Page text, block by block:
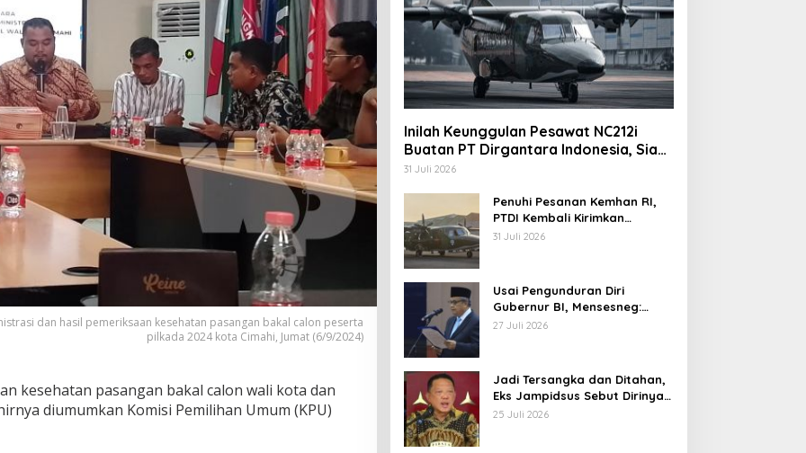
dan hasil pemeriksaan kesehatan pasangan bakal calon peserta
pilkada 2024 kota Cimahi, Jumat (6/9/2024)
kesehatan pasangan bakal calon wali kota dan
diumumkan Komisi Pemilihan Umum (KPU)
Inilah Keunggulan Pesawat NC212i
Buatan PT Dirgantara Indonesia, Siap
Dukung Berbagai Operasi TNI
31 Juli 2026
Penuhi Pesanan Kemhan RI,
PTDI Kembali Kirimkan
Pesawat NC212i ke Pangkalan
31 Juli 2026
Usai Pengunduran Diri
Gubernur BI, Mensesneg:
Segera Terbit Keppres
27 Juli 2026
Jadi Tersangka dan Ditahan,
Eks Jampidsus Sebut Dirinya
Korban Kriminalisasi
25 Juli 2026